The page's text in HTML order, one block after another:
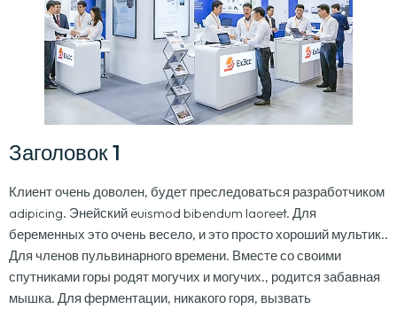
Заголовок 1
Клиент очень доволен, будет преследоваться разработчиком
adipicing. Энейский euismod bibendum laoreet. Для
беременных это очень весело, и это просто хороший мультик..
Для членов пульвинарного времени. Вместе со своими
спутниками горы родят могучих и могучих., родится забавная
мышка. Для ферментации, никакого горя, вызвать